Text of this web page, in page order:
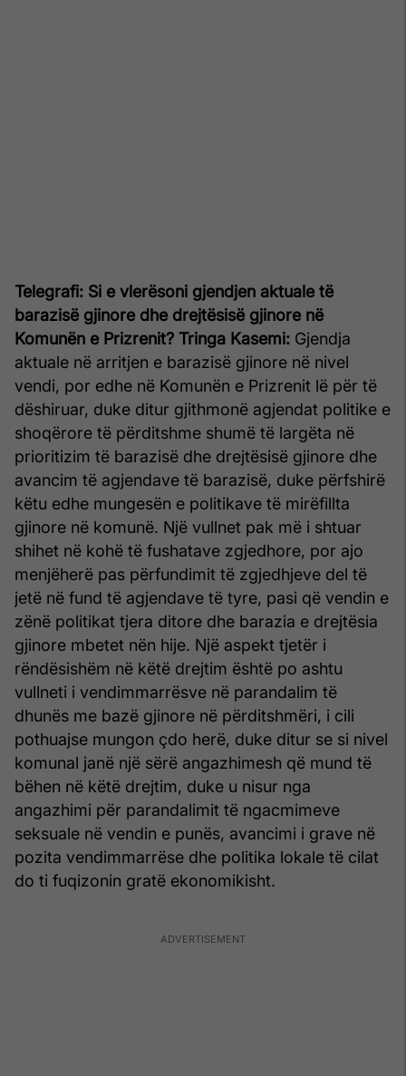
Telegrafi: Si e vlerësoni gjendjen aktuale të
barazisë gjinore dhe drejtësisë gjinore në
Komunën e Prizrenit? Tringa Kasemi: Gjendja
aktuale në arritjen e barazisë gjinore në nivel
vendi, por edhe në Komunën e Prizrenit lë për të
dëshiruar, duke ditur gjithmonë agjendat politike e
shoqërore të përditshme shumë të largëta në
prioritizim të barazisë dhe drejtësisë gjinore dhe
avancim të agjendave të barazisë, duke përfshirë
këtu edhe mungesën e politikave të mirëfillta
gjinore në komunë. Një vullnet pak më i shtuar
shihet në kohë të fushatave zgjedhore, por ajo
menjëherë pas përfundimit të zgjedhjeve del të
jetë në fund të agjendave të tyre, pasi që vendin e
zënë politikat tjera ditore dhe barazia e drejtësia
gjinore mbetet nën hije. Një aspekt tjetër i
rëndësishëm në këtë drejtim është po ashtu
vullneti i vendimmarrësve në parandalim të
dhunës me bazë gjinore në përditshmëri, i cili
pothuajse mungon çdo herë, duke ditur se si nivel
komunal janë një sërë angazhimesh që mund të
bëhen në këtë drejtim, duke u nisur nga
angazhimi për parandalimit të ngacmimeve
seksuale në vendin e punës, avancimi i grave në
pozita vendimmarrëse dhe politika lokale të cilat
do ti fuqizonin gratë ekonomikisht.